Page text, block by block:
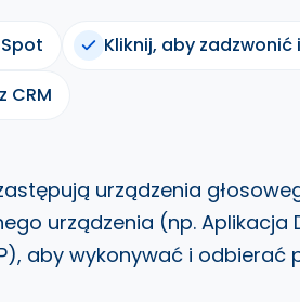
Kliknij, aby
CRM
urządzenia
urządzenia (np. Aplikacja
aby wykonywać i odbierać